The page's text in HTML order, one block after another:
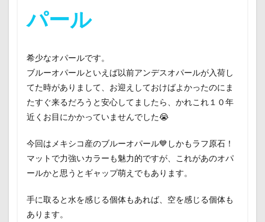
パール
希少なオパールです。
ブルーオパールといえば以前アンデスオパールが入荷し
てた時がありまして、お迎えしておけばよかったのにま
たすぐ来るだろうと安心してましたら、かれこれ１０年
近くお目にかかっていませんでした😭
今回はメキシコ産のブルーオパール💙しかもラフ原石！
マットで力強いカラーも魅力的ですが、これがあのオパ
ールかと思うとギャップ萌えでもあります。
手に取ると水を感じる個体もあれば、空を感じる個体も
あります。